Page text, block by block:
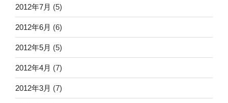
2012年7月 (5)
2012年6月 (6)
2012年5月 (5)
2012年4月 (7)
2012年3月 (7)